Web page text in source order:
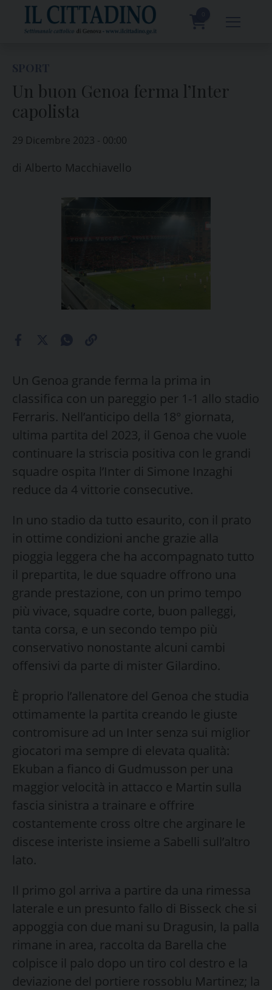
content
Un buon Genoa ferma l’Inter
capolista
29 Dicembre 2023 - 00:00
di Alberto Macchiavello
Un Genoa grande ferma la prima in
classifica con un pareggio per 1-1 allo stadio
Ferraris. Nell’anticipo della 18° giornata,
ultima partita del 2023, il Genoa che vuole
continuare la striscia positiva con le grandi
squadre ospita l’Inter di Simone Inzaghi
reduce da 4 vittorie consecutive.
In uno stadio da tutto esaurito, con il prato
in ottime condizioni anche grazie alla
pioggia leggera che ha accompagnato tutto
il prepartita, le due squadre offrono una
grande prestazione, con un primo tempo
più vivace, squadre corte, buon palleggi,
tanta corsa, e un secondo tempo più
conservativo nonostante alcuni cambi
offensivi da parte di mister Gilardino.
È proprio l’allenatore del Genoa che studia
ottimamente la partita creando le giuste
contromisure ad un Inter senza sui miglior
giocatori ma sempre di elevata qualità:
Ekuban a fianco di Gudmusson per una
maggior velocità in attacco e Martin sulla
fascia sinistra a trainare e offrire
costantemente cross oltre che arginare le
discese interiste insieme a Sabelli sull’altro
lato.
Il primo gol arriva a partire da una rimessa
laterale e un presunto fallo di Bisseck che si
appoggia con due mani su Dragusin, la palla
rimane in area, raccolta da Barella che
colpisce il palo dopo un tiro col destro e la
deviazione del portiere rossoblu Martinez; la